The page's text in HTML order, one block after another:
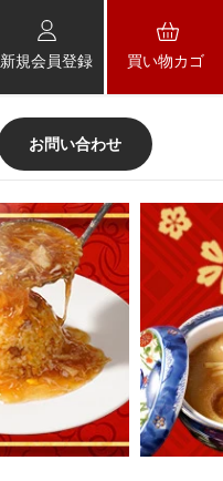
新規会員登録 買い物カゴ
お問い合わせ